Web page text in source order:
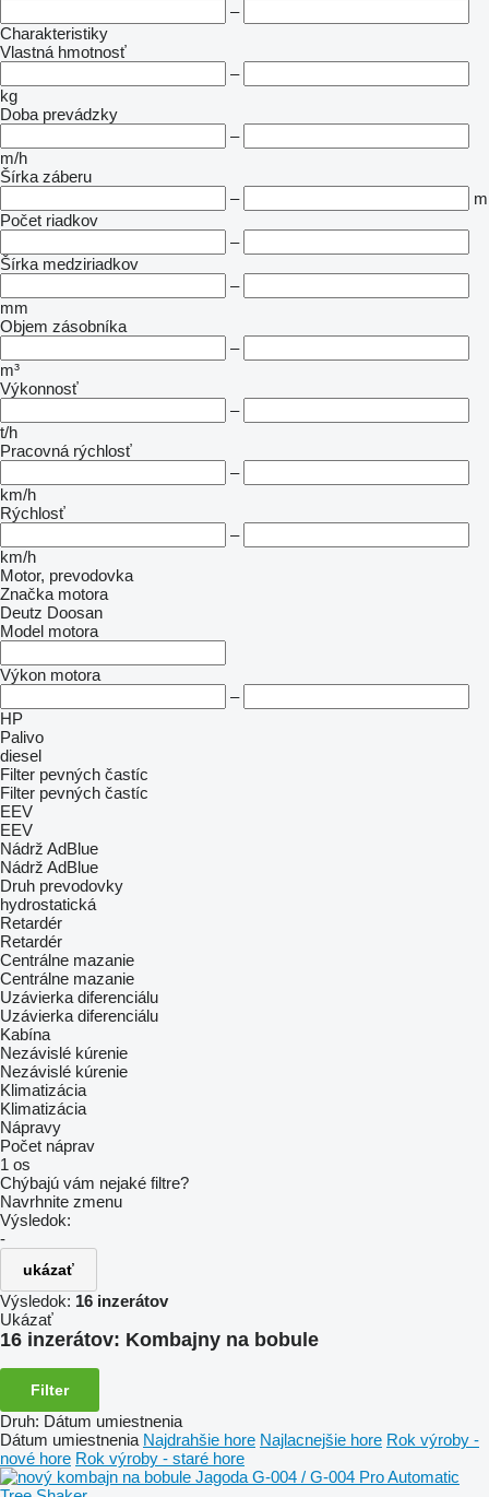
–
Charakteristiky
Vlastná hmotnosť
–
kg
Doba prevádzky
–
m/h
Šírka záberu
–
m
Počet riadkov
–
Šírka medziriadkov
–
mm
Objem zásobníka
–
m³
Výkonnosť
–
t/h
Pracovná rýchlosť
–
km/h
Rýchlosť
–
km/h
Motor, prevodovka
Značka motora
Deutz Doosan
Model motora
Výkon motora
–
HP
Palivo
diesel
Filter pevných častíc
Filter pevných častíc
EEV
EEV
Nádrž AdBlue
Nádrž AdBlue
Druh prevodovky
hydrostatická
Retardér
Retardér
Centrálne mazanie
Centrálne mazanie
Uzávierka diferenciálu
Uzávierka diferenciálu
Kabína
Nezávislé kúrenie
Nezávislé kúrenie
Klimatizácia
Klimatizácia
Nápravy
Počet náprav
1 os
Chýbajú vám nejaké filtre?
Navrhnite zmenu
Výsledok:
-
ukázať
Výsledok: 16 inzerátov
Ukázať
16 inzerátov: Kombajny na bobule
Filter
Druh: Dátum umiestnenia
Dátum umiestnenia Najdrahšie hore Najlacnejšie hore Rok výroby -
nové hore Rok výroby - staré hore